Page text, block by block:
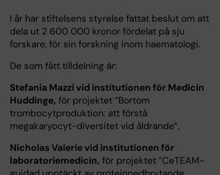
I år har stiftelsens styrelse fattat beslut om att
dela ut 2 600 000 kronor fördelat på sju
forskare, för sin forskning inom haematologi.
De som fått tilldelning är:
Stefania Mazzi vid institutionen för Medicin
Huddinge, för projektet ”Bortom
trombocytproduktion: att förstå
megakaryocyt-diversitet vid åldrande”.
Nicholas Valerie vid institutionen för
laboratoriemedicin, för projektet ”CeTEAM-